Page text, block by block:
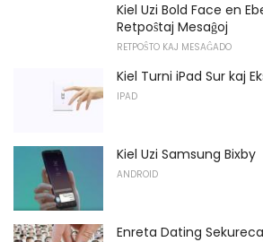
Kiel Uzi Bold Face en
Retpoŝtaj Mesaĝoj
RETPOŜTO KAJ MESAĜADO
Kiel Turni iPad Sur kaj
IPAD
Kiel Uzi Samsung Bixby
ANDROID
Enreta Dating